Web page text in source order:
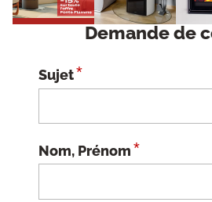
Demande de
Sujet*
Nom, Prénom*